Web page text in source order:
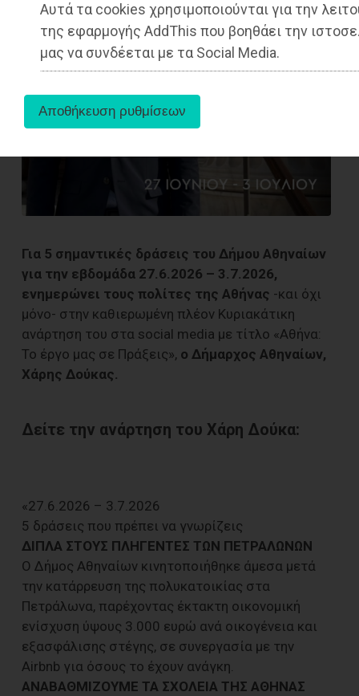
Αυτά τα cookies χρησιμοποιούνται για την
της εφαρμογής AddThis που βοηθάει την
μας να συνδέεται με τα Social Media.
Για 5 σημαντικές δράσεις του Δήμου Αθηναίων
για την εβδομάδα 27.6.2026 – 3.7.2026,
ενημερώνει τους πολίτες της Αθήνας -και όχι
μόνο- στην καθιερωμένη πλέον Κυριακάτικη
ανάρτηση του στα social media με τίτλο «Αθήνα:
Το έργο μας σε Πράξεις», ο Δήμαρχος Αθηναίων,
Χάρης Δούκας.
Δείτε την ανάρτηση του Χάρη Δούκα:
«27.6.2026 – 3.7.2026
5 δράσεις που πρέπει να γνωρίζεις
ΔΙΠΛΑ ΣΤΟΥΣ ΠΛΗΓΕΝΤΕΣ ΤΩΝ ΠΕΤΡΑΛΩΝΩΝ
Ο Δήμος Αθηναίων κινητοποιήθηκε άμεσα μετά
την κατάρρευση της πολυκατοικίας στα
Πετράλωνα, παρέχοντας έκτακτη οικονομική
ενίσχυση ύψους 3.000 ευρώ ανά οικογένεια και
εξασφάλισης στέγης, σε συνεργασία με την
Airbnb για όσους το έχουν ανάγκη.
ΑΝΑΒΑΘΜΙΖΟΥΜΕ ΤΑ ΣΧΟΛΕΙΑ ΤΗΣ ΑΘΗΝΑΣ